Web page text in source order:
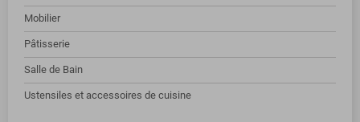
Mobilier
Pâtisserie
Salle de Bain
Ustensiles et accessoires de cuisine